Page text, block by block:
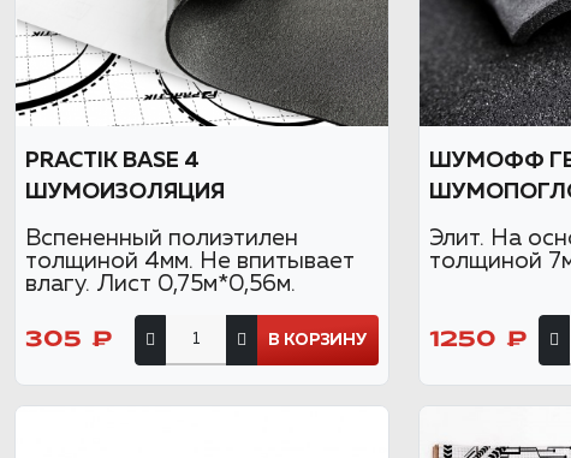
PRACTIK BASE 4
ШУМОИЗОЛЯЦИЯ
Вспененный полиэтилен
толщиной 4мм. Не впитывает
влагу. Лист 0,75м*0,56м.
305 ₽ В КОРЗИНУ
ШУМОФФ
Элит. На
толщиной
1250 ₽